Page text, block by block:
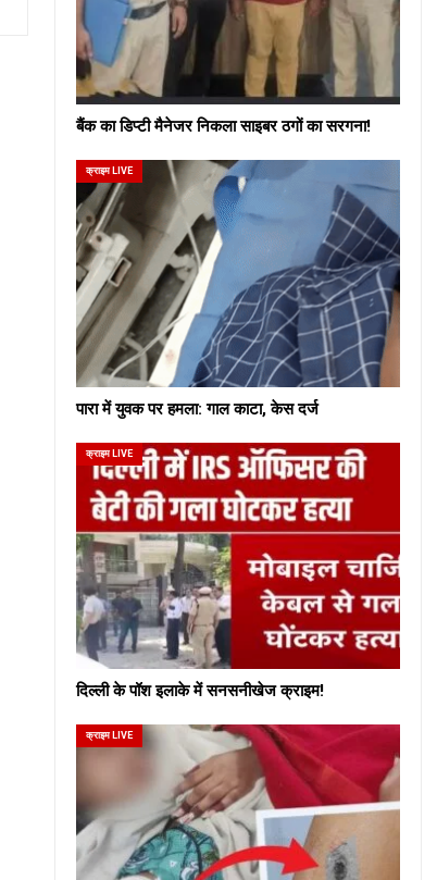
बैंक का डिप्टी मैनेजर निकला साइबर ठगों का सरगना!
क्राइम LIVE
पारा में युवक पर हमला: गाल काटा, केस दर्ज
क्राइम LIVE
दिल्ली के पॉश इलाके में सनसनीखेज क्राइम!
क्राइम LIVE